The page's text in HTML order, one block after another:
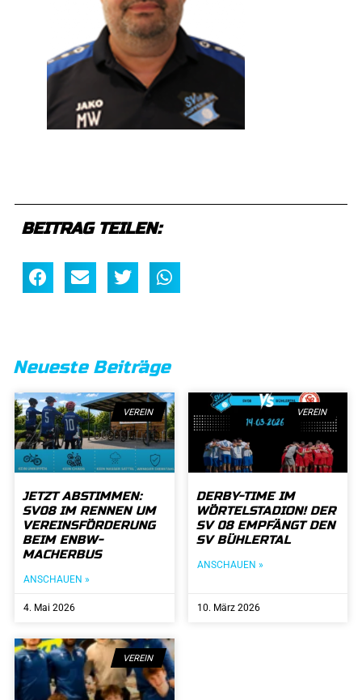
BEITRAG TEILEN:
Neueste Beiträge
VEREIN
JETZT ABSTIMMEN:
SV08 IM RENNEN UM
VEREINSFÖRDERUNG
BEIM ENBW-
MACHERBUS
ANSCHAUEN »
4. Mai 2026
VEREIN
DERBY-TIME IM
WÖRTELSTADION! DER
SV 08 EMPFÄNGT DEN
SV BÜHLERTAL
ANSCHAUEN »
10. März 2026
VEREIN